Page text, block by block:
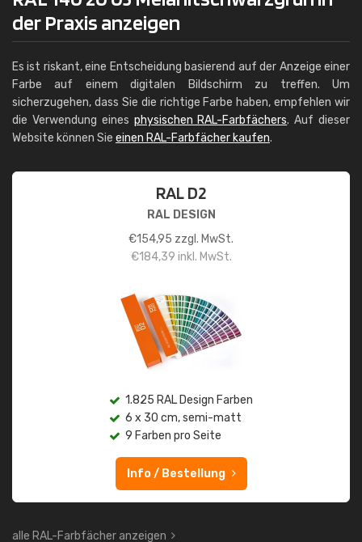
der Praxis anzeigen
Es ist riskant, eine Entscheidung basierend auf der Anzeige einer
Farbe auf einem digitalen Bildschirm zu treffen. Um
sicherzugehen, dass Sie die richtige Farbe haben, empfehlen wir
die Verwendung eines physischen RAL-Farbfächers. Auf dieser
Website können Sie einen RAL-Farbfächer kaufen.
RAL D2
RAL DESIGN
€154,95 zzgl. MwSt.
€184,39 inkl. MwSt.
1.825 RAL Design Farben
6 x 30 cm, semi-matt
9 Farben pro Seite
Info / Bestellung
alle RAL-Farbfächer anzeigen